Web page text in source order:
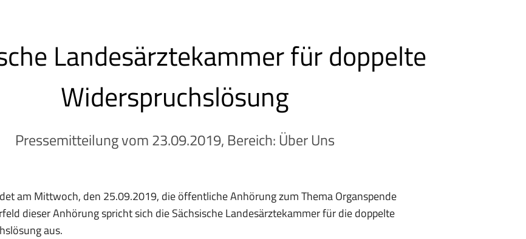
Landesärztekammer für doppelte
Widerspruchslösung
Pressemitteilung vom 23.09.2019, Bereich: Über Uns
am Mittwoch, den 25.09.2019, die öffentliche Anhörung zum Thema Organspende
dieser Anhörung spricht sich die Sächsische Landesärztekammer für die doppelte
aus.